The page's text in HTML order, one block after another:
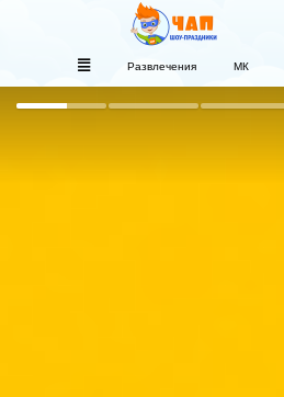
Развлечения МК